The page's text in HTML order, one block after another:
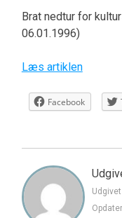
Brat nedtur for
06.01.1996)
Læs artiklen
Facebook